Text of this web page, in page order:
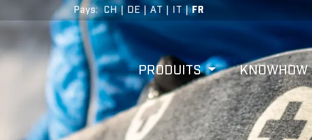
Pays:CH| DE AT IT |FR
PRODUITS KNOWHOW